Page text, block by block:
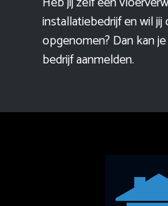
installatiebedrijf en wil
opgenomen? Dan kan
bedrijf aanmelden.